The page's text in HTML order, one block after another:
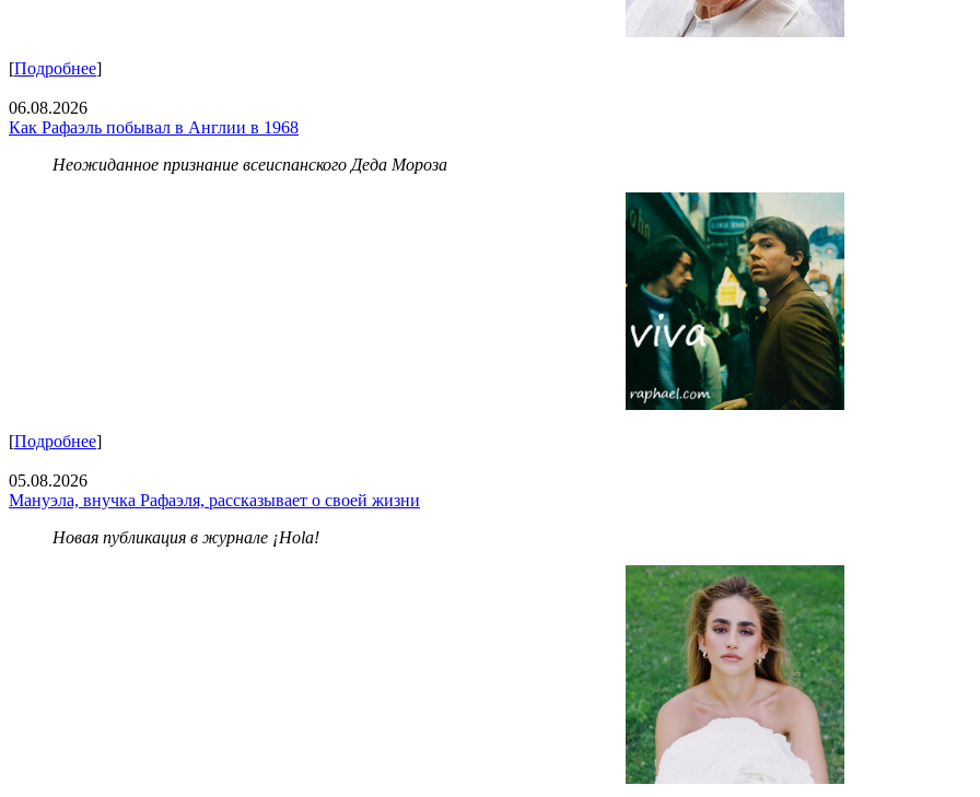
[Подробнее]
06.08.2026
Как Рафаэль побывал в Англии в 1968
Неожиданное признание всеиспанского Деда Мороза
[Подробнее]
05.08.2026
Мануэла, внучка Рафаэля, рассказывает о своей жизни
Новая публикация в журнале ¡Hola!